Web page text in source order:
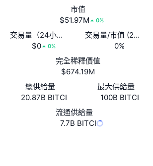
市值
$51.97M
0%
交易量（24小時）
$0
0%
交易量/市值 (24 小時)
0%
完全稀釋價值
$674.19M
總供給量
20.87B BITCI
最大供給量
100B BITCI
流通供給量
7.7B BITCI